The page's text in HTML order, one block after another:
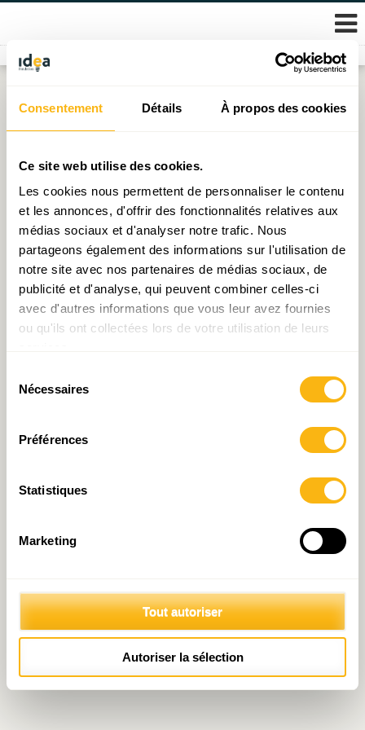
Consentement Détails À propos des cookies
Ce site web utilise des cookies.
Les cookies nous permettent de personnaliser le contenu
et les annonces, d'offrir des fonctionnalités relatives aux
médias sociaux et d'analyser notre trafic. Nous
partageons également des informations sur l'utilisation de
notre site avec nos partenaires de médias sociaux, de
publicité et d'analyse, qui peuvent combiner celles-ci
avec d'autres informations que vous leur avez fournies
ou qu'ils ont collectées lors de votre utilisation de leurs
Nécessaires
Préférences
Statistiques
Marketing
Tout autoriser
Autoriser la sélection
Skip
content
Étiquette : innondation
Pour la création d’un Fonds des Calamités au
Luxembourg
Publié le04.01.2022par Thomas Valici
© 2026 Fondation IDEA
Politique de protection des données personnelles